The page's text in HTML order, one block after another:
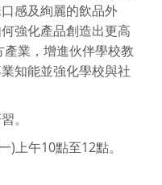
感及絢麗的飲品外
強化產品創造出更高
業，增進伙伴學校教
知能並強化學校與社
。
)上午10點至12點。